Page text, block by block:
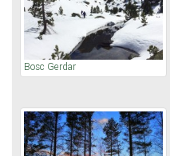
Bosc Gerdar